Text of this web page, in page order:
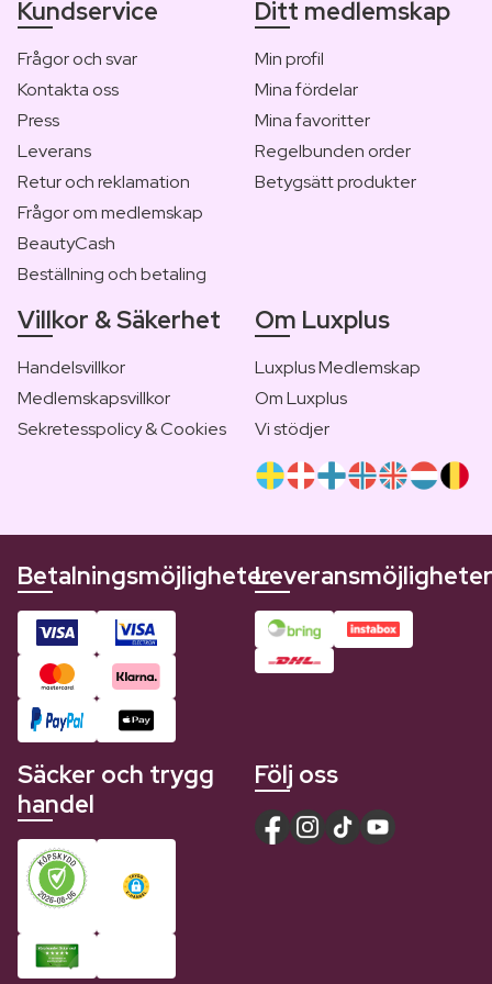
Kundservice
Frågor och svar
Kontakta oss
Press
Leverans
Retur och reklamation
Frågor om medlemskap
BeautyCash
Beställning och betaling
Ditt medlemskap
Min profil
Mina fördelar
Mina favoritter
Regelbunden order
Betygsätt produkter
Villkor & Säkerhet
Handelsvillkor
Medlemskapsvillkor
Sekretesspolicy & Cookies
Om Luxplus
Luxplus Medlemskap
Om Luxplus
Vi stödjer
BetalningsmöjligheterLeveransmöjligheter
Säcker och trygg
handel
Följ oss